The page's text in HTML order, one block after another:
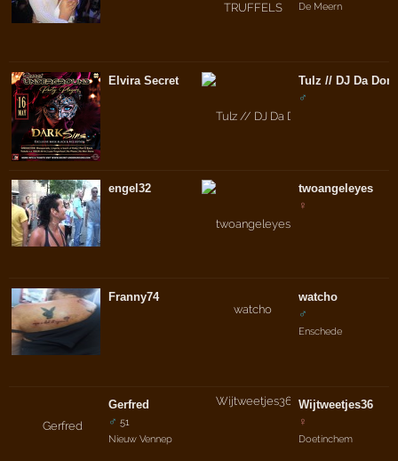
Elvira Secret
engel32
Franny74
Gerfred
♂ 51
Nieuw Vennep
De Meern
Tulz // DJ Da
♂
twoangeleyes
♀
watcho
♂
Enschede
Wijtweetjes36
♀
Doetinchem